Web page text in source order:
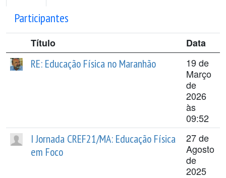
Participantes
Título Data
RE: Educação Física no Maranhão
19 de
Março
de
2026
às
09:52
I Jornada CREF21/MA: Educação Física
em Foco
27 de
Agosto
de
2025